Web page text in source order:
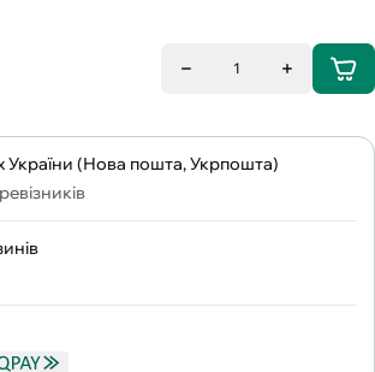
1
України (Нова пошта, Укрпошта)